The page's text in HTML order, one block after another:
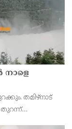
നാളെ
തമിഴ്നാട്
തുറന്ന്